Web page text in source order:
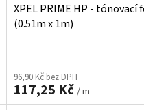
XPEL PRIME HP -
(0.51m x 1m)
96,90 Kč bez DPH
117,25 Kč / m